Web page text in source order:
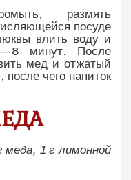
размять
посуде
влить воду и
минут. После
мед и отжатый
после чего напиток
1 г лимонной